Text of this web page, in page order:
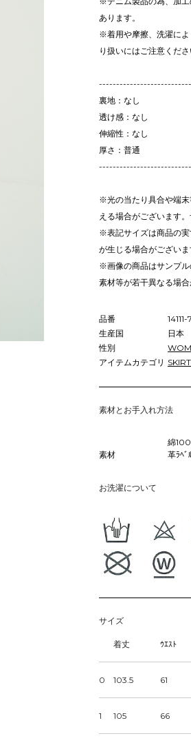
あります。
※着用や摩擦、洗濯によ
り扱いにはご注意くださ
---------------------------
裏地：なし
透け感：なし
伸縮性：なし
厚さ：普通
---------------------------
※光の当たり具合や端末
える場合がございます。
※表記サイズは商品の
が生じる場合がございま
※画像の商品はサンプル
素材等が若干異なる場合
品番
生産国
日本
性別
アイテムカテゴリ
素材とお手入れ方法
素材
綿
革ﾗﾍﾞ
お洗濯について
サイズ
着丈 ｳｴｽﾄ
0 103.5 61
1 105 66